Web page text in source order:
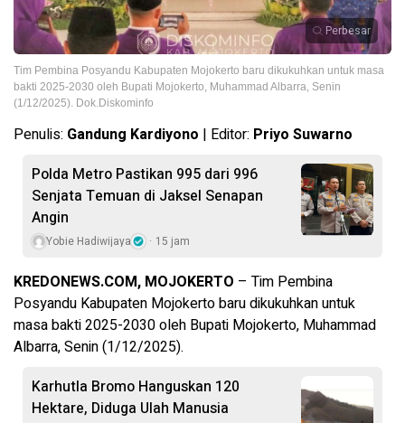
Perbesar
Tim Pembina Posyandu Kabupaten Mojokerto baru dikukuhkan untuk masa
bakti 2025-2030 oleh Bupati Mojokerto, Muhammad Albarra, Senin
(1/12/2025). Dok.Diskominfo
Penulis: Gandung Kardiyono | Editor: Priyo Suwarno
Polda Metro Pastikan 995 dari 996
Senjata Temuan di Jaksel Senapan
Angin
Yobie Hadiwijaya 15 jam
KREDONEWS.COM, MOJOKERTO – Tim Pembina
Posyandu Kabupaten Mojokerto baru dikukuhkan untuk
masa bakti 2025-2030 oleh Bupati Mojokerto, Muhammad
Albarra, Senin (1/12/2025).
Karhutla Bromo Hanguskan 120
Hektare, Diduga Ulah Manusia